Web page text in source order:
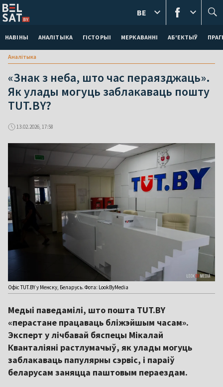
НАВІНЫ АНАЛІТЫКА ГІСТОРЫІ МЕРКАВАННI АБ'ЕКТЫЎ
BE
Аналітыка
«Знак з неба, што час пераязджаць».
Як улады могуць заблакаваць пошту
TUT.BY?
13.02.2026, 17:58
Офіс TUT.BY у Менску, Беларусь. Фота: LookByMedia
Медыі паведамілі, што пошта TUT.BY
«перастане працаваць бліжэйшым часам».
Эксперт у лічбавай бяспецы Мікалай
Кванталіяні растлумачыў, як улады могуць
заблакаваць папулярны сэрвіс, і параіў
беларусам заняцца паштовым пераездам.